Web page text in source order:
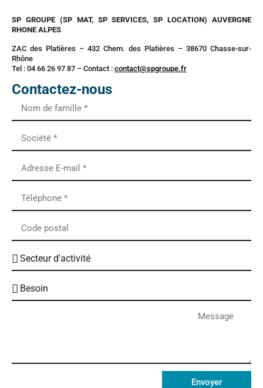
SP GROUPE (SP MAT, SP SERVICES, SP LOCATION) AUVERGNE
RHONE ALPES
ZAC des Platières – 432 Chem. des Platières – 38670 Chasse-sur-
Rhône
Tel : 04 66 26 97 87 – Contact : contact@spgroupe.fr
Contactez-nous
Envoyer